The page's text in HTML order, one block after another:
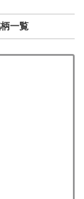
一覧